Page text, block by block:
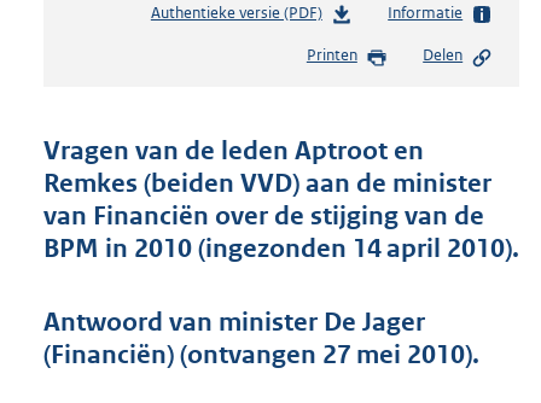
Authentieke versie (PDF)b
s
n
d
s
g
r
t
t
e
Informatie
Printen Delen
Vragen van de leden Aptroot en
Remkes (beiden VVD) aan de minister
van Financiën over de stijging van de
BPM in 2010 (ingezonden 14 april 2010).
Antwoord van minister De Jager
(Financiën) (ontvangen 27 mei 2010).